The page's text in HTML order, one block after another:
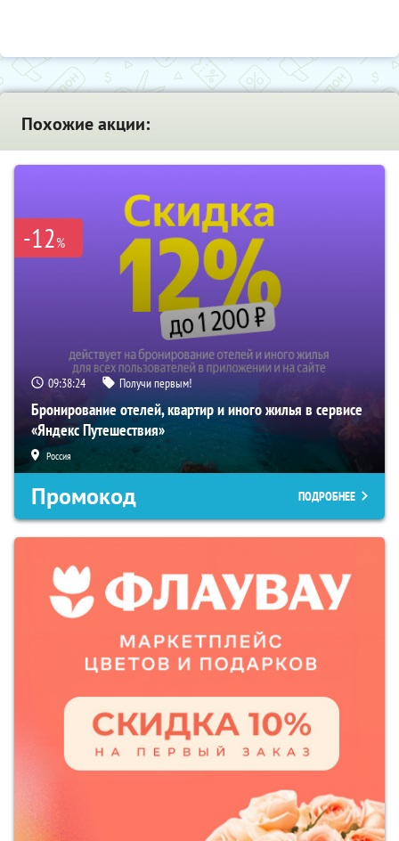
Похожие акции:
-12%
09:38:23 Получи первым!
Бронирование отелей, квартир и иного жилья в сервисе
«Яндекс Путешествия»
Россия
Промокод ПОДРОБНЕЕ